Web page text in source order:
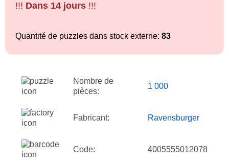
!!! Dans 14 jours !!!
Quantité de puzzles dans stock externe: 83
Nombre de
pièces:
1 000
Fabricant: Ravensburger
Code: 4005555012078